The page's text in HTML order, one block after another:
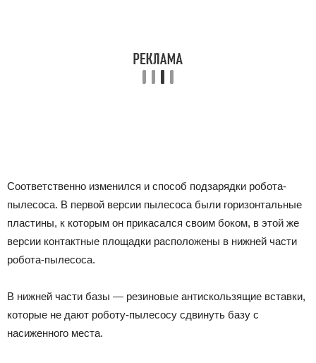
Соответственно изменился и способ подзарядки робота-
пылесоса. В первой версии пылесоса были горизонтальные
пластины, к которым он прикасался своим боком, в этой же
версии контактные площадки расположены в нижней части
робота-пылесоса.
В нижней части базы — резиновые антискользящие вставки,
которые не дают роботу-пылесосу сдвинуть базу с
насиженного места.